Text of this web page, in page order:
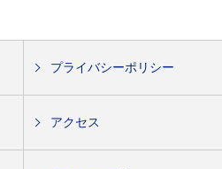
プライバシーポリシー
アクセス